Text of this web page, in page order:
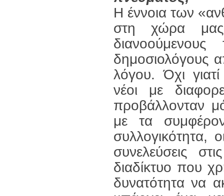
Η έννοια των
στη χώρα μας
δημοσιολόγους
λόγου. Όχι
νέοι με
προβάλλονταν
με τα
συλλογικότητα,
συνελεύσεις
διαδίκτυο που
δυνατότητα να